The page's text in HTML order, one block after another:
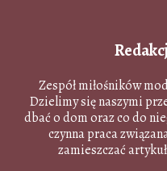
Zespół miłośników
Dzielimy się naszymi
dbać o dom oraz co do
czynna praca
zamieszczać